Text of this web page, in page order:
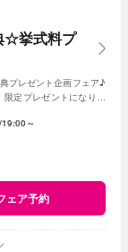
☆挙式料プ
プレゼント企画フェア♪
定プレゼントになりま
19:00～
ェア予約